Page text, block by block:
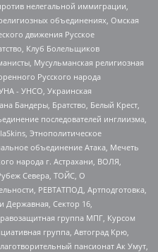
нелегальной иммиграции,
объединениях, Омская
движения Русское
Клуб Болельщиков
Мусульманская религиозная
Русского народа
- УНСО, Украинская
Бандеры, Братство, Белый Крест,
последователей инглиизма,
Этнополитическое
объединение Атака, Мечеть
народа г. Астрахани, ВОЛЯ,
Севера, ТОЙС, О
РЕВТАТПОД, Артподготовка,
Сектор 16,
группа МПГ, Курсом
группа, Автоград Крю,
пансионат Ак Умут,